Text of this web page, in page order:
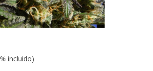
incluido)